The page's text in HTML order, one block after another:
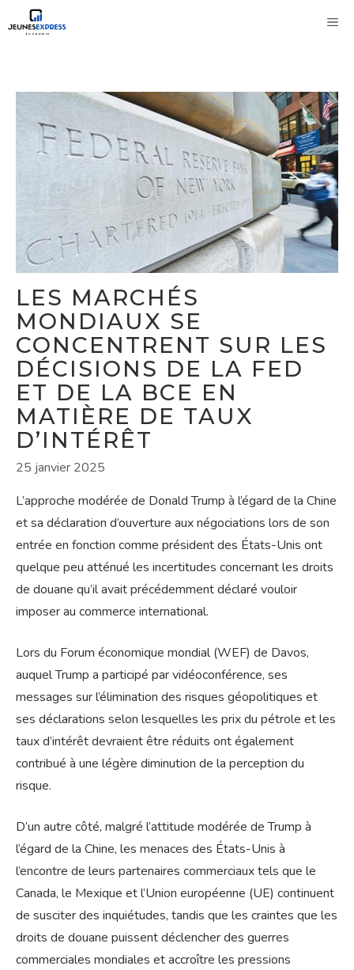
au
LES MARCHÉS
MONDIAUX SE
CONCENTRENT SUR LES
DÉCISIONS DE LA FED
ET DE LA BCE EN
MATIÈRE DE TAUX
D’INTÉRÊT
25 janvier 2025
L’approche modérée de Donald Trump à l’égard de la Chine
et sa déclaration d’ouverture aux négociations lors de son
entrée en fonction comme président des États-Unis ont
quelque peu atténué les incertitudes concernant les droits
de douane qu’il avait précédemment déclaré vouloir
imposer au commerce international.
Lors du Forum économique mondial (WEF) de Davos,
auquel Trump a participé par vidéoconférence, ses
messages sur l’élimination des risques géopolitiques et
ses déclarations selon lesquelles les prix du pétrole et les
taux d’intérêt devraient être réduits ont également
contribué à une légère diminution de la perception du
risque.
D’un autre côté, malgré l’attitude modérée de Trump à
l’égard de la Chine, les menaces des États-Unis à
l’encontre de leurs partenaires commerciaux tels que le
Canada, le Mexique et l’Union européenne (UE) continuent
de susciter des inquiétudes, tandis que les craintes que les
droits de douane puissent déclencher des guerres
commerciales mondiales et accroître les pressions